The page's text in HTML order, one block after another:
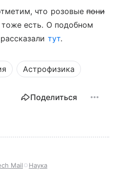
что розовые пони
есть. О подобном
тут.
Астрофизика
Поделиться
Mail Наука